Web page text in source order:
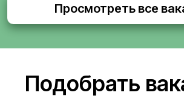
Просмотреть все
Подобрать